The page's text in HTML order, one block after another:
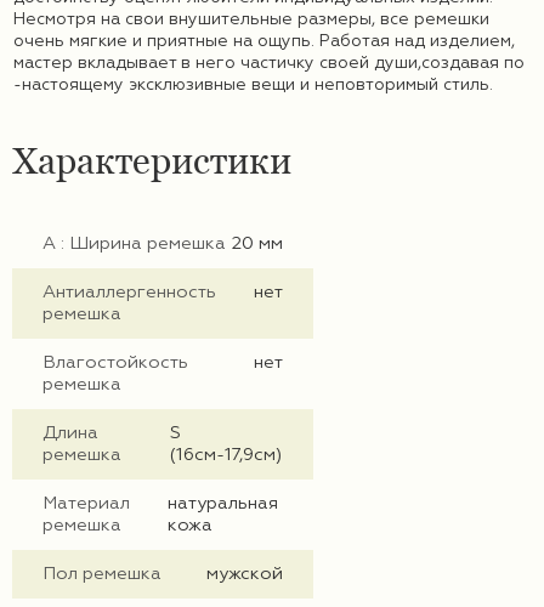
Несмотря на свои внушительные размеры, все ремешки
очень мягкие и приятные на ощупь. Работая над изделием,
мастер вкладывает в него частичку своей души,создавая по
-настоящему эксклюзивные вещи и неповторимый стиль.
Характеристики
А : Ширина ремешка 20 мм
Антиаллергенность
ремешка
нет
Влагостойкость
ремешка
нет
Длина
ремешка
S
(16см-17,9см)
Материал
ремешка
натуральная
кожа
Пол ремешка мужской